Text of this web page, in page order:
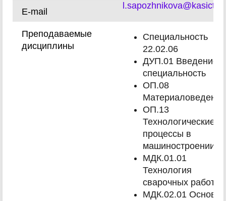
E-mail
l.sapozhnikova@kasict.ru
Преподаваемые
дисциплины
Специальность
22.02.06
ДУП.01 Введение в
специальность
ОП.08
Материаловедение
ОП.13
Технологические
процессы в
машиностроении
МДК.01.01
Технология
сварочных работ
МДК.02.01 Основы